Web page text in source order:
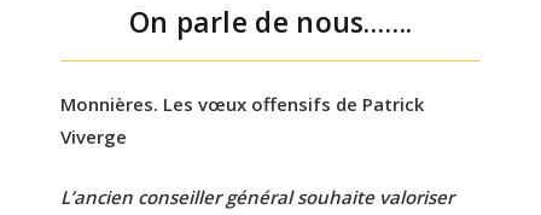
On parle de nous…….
Monnières. Les vœux offensifs de Patrick
Viverge
L’ancien conseiller général souhaite valoriser